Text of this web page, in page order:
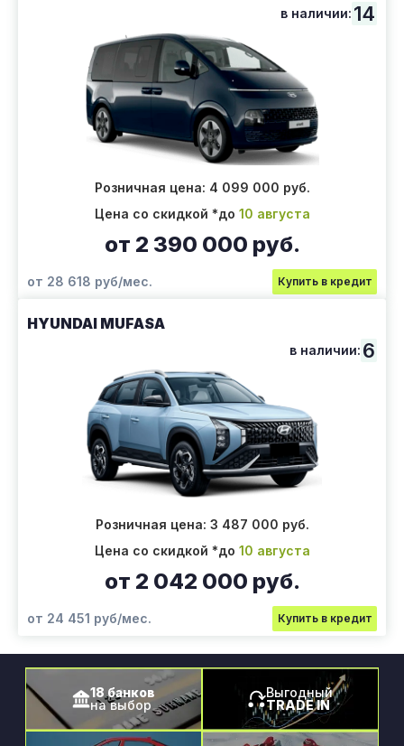
в наличии: 14
Розничная цена: 4 099 000 руб.
Цена со скидкой *до 10 августа
от 2 390 000 руб.
от 28 618 руб/мес. Купить в кредит
HYUNDAI MUFASA
в наличии: 6
Розничная цена: 3 487 000 руб.
Цена со скидкой *до 10 августа
от 2 042 000 руб.
от 24 451 руб/мес. Купить в кредит
18 банков
на выбор
Выгодный
TRADE IN